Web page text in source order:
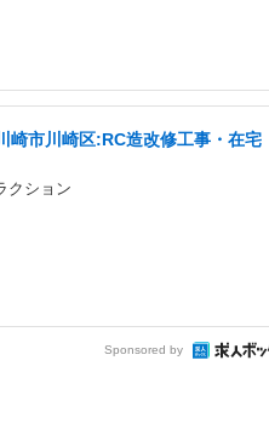
崎市川崎区:RC造改修工事・在宅
クション
Sponsored by